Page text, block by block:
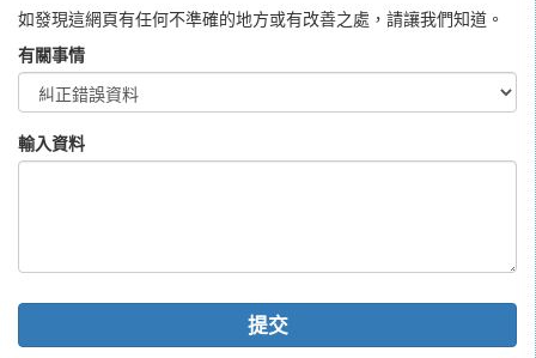
如發現這網頁有任何不準確的地方或有改善之處，請讓我們知道。
有關事情
輸入資料
提交